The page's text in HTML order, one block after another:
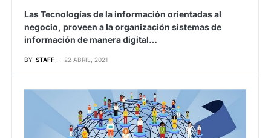
Las Tecnologías de la información orientadas al
negocio, proveen a la organización sistemas de
información de manera digital…
BY STAFF 22 ABRIL, 2021